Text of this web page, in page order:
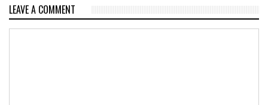
nouvelle
fenêtre)
nouvelle
fenêtre)
une
nouvelle
fenêtre)
LEAVE A COMMENT